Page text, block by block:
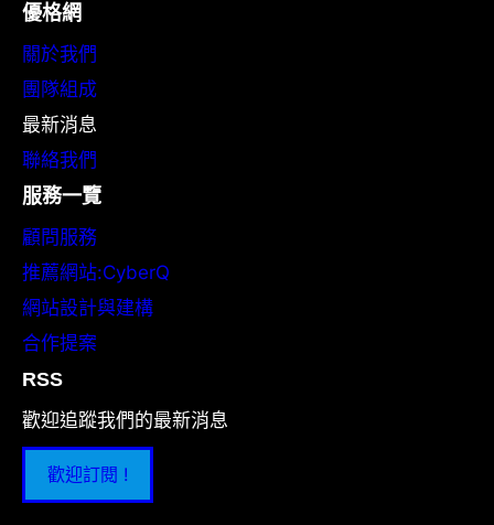
優格網
關於我們
團隊組成
最新消息
聯絡我們
服務一覽
顧問服務
推薦網站:CyberQ
網站設計與建構
合作提案
RSS
歡迎追蹤我們的最新消息
歡迎訂閱 !